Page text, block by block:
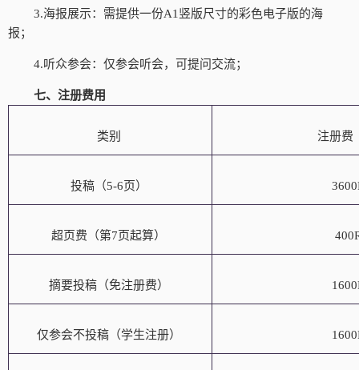
3.海报展示：需提供一份A1竖版尺寸的彩色电子版的海
报；
4.听众参会：仅参会听会，可提问交流；
七、注册费用
类别 注册费
投稿（5-6页）
超页费（第7页起算）
摘要投稿（免注册费）
仅参会不投稿（学生注册）